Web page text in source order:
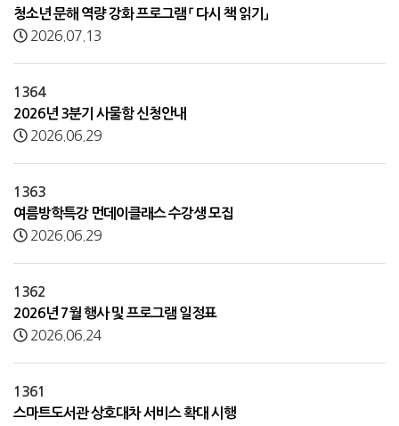
청소년 문해 역량 강화 프로그램 「 다시 책 읽기」
2026.07.13
1364
2026년 3분기 사물함 신청안내
2026.06.29
1363
여름방학특강 먼데이클래스 수강생 모집
2026.06.29
1362
2026년 7월 행사 및 프로그램 일정표
2026.06.24
1361
스마트도서관 상호대차 서비스 확대 시행